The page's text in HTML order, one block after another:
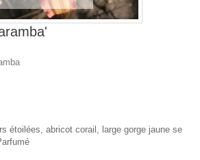
étoilées, abricot corail, large gorge jaune se